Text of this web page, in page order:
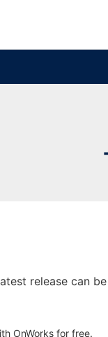
release can
OnWorks for free.